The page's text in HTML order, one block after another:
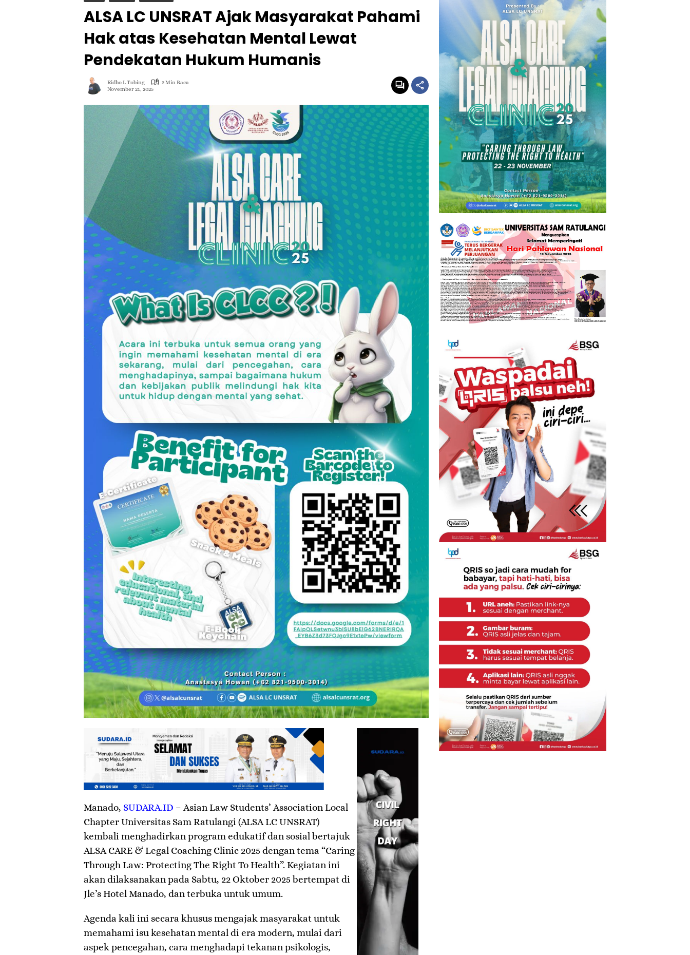
ALSA LC UNSRAT Ajak Masyarakat Pahami
Hak atas Kesehatan Mental Lewat
Pendekatan Hukum Humanis
Ridho L Tobing
2 Min Baca
November 21, 2025
Manado, SUDARA.ID – Asian Law Students’ Association Local
Chapter Universitas Sam Ratulangi (ALSA LC UNSRAT)
kembali menghadirkan program edukatif dan sosial bertajuk
ALSA CARE & Legal Coaching Clinic 2025 dengan tema “Caring
Through Law: Protecting The Right To Health”. Kegiatan ini
akan dilaksanakan pada Sabtu, 22 Oktober 2025 bertempat di
Jle’s Hotel Manado, dan terbuka untuk umum.
Agenda kali ini secara khusus mengajak masyarakat untuk
memahami isu kesehatan mental di era modern, mulai dari
aspek pencegahan, cara menghadapi tekanan psikologis,